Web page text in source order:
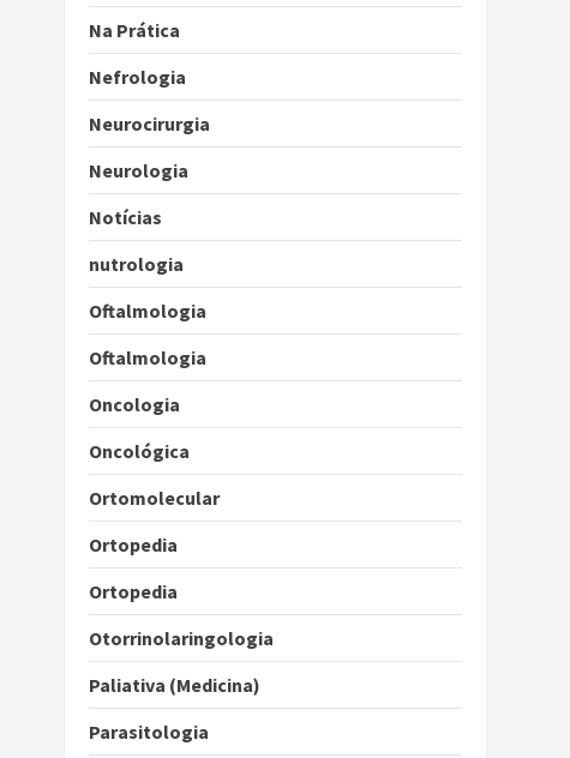
Na Prática
Nefrologia
Neurocirurgia
Neurologia
Notícias
nutrologia
Oftalmologia
Oftalmologia
Oncologia
Oncológica
Ortomolecular
Ortopedia
Ortopedia
Otorrinolaringologia
Paliativa (Medicina)
Parasitologia